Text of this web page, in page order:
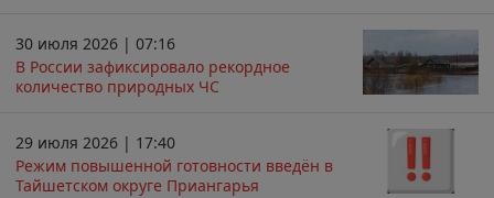
30 июля 2026 | 07:16
В России зафиксировало рекордное
количество природных ЧС
29 июля 2026 | 17:40
Режим повышенной готовности введён в
Тайшетском округе Приангарья